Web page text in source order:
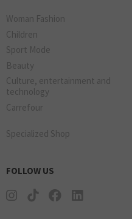
Woman Fashion
Children
Sport Mode
Beauty
Culture, entertainment and
technology
Carrefour
Specialized Shop
FOLLOW US